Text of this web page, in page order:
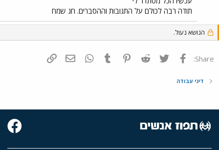
תודה רבה לכולם על התגובות וההסברים. חג שמח
הנושא נעול.
Share: פייסבוק Twitter
Reddit
Pinterest
Tumblr
WhatsAppדואר אלקטרוני
דיני עבודה